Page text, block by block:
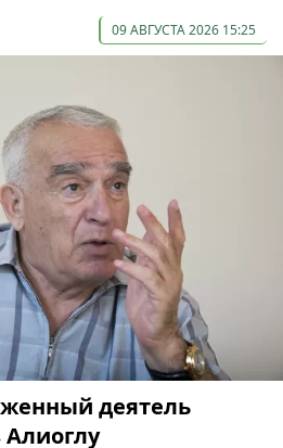
09 АВГУСТА 2026 15:25
деятель
Алиоглу